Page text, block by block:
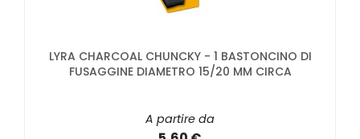
LYRA CHARCOAL CHUNCKY - 1 BASTONCINO DI
FUSAGGINE DIAMETRO 15/20 MM CIRCA
A partire da